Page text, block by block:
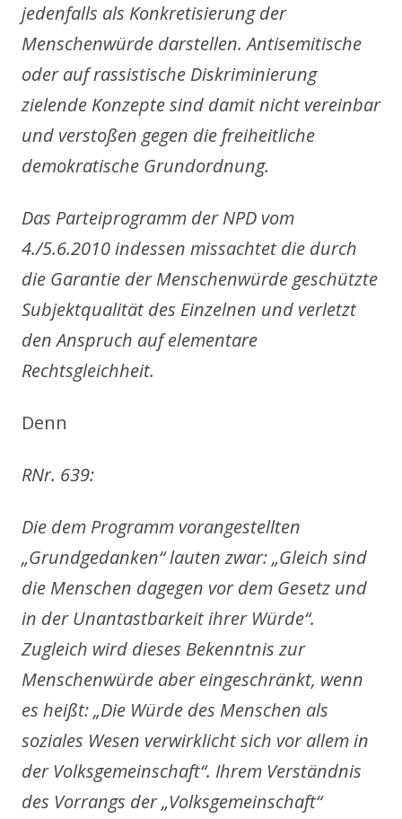
jedenfalls als Konkretisierung der
Menschenwürde darstellen. Antisemitische
oder auf rassistische Diskriminierung
zielende Konzepte sind damit nicht vereinbar
und verstoßen gegen die freiheitliche
demokratische Grundordnung.
Das Parteiprogramm der NPD vom
4./5.6.2010 indessen missachtet die durch
die Garantie der Menschenwürde geschützte
Subjektqualität des Einzelnen und verletzt
den Anspruch auf elementare
Rechtsgleichheit.
Denn
RNr. 639:
Die dem Programm vorangestellten
„Grundgedanken“ lauten zwar: „Gleich sind
die Menschen dagegen vor dem Gesetz und
in der Unantastbarkeit ihrer Würde“.
Zugleich wird dieses Bekenntnis zur
Menschenwürde aber eingeschränkt, wenn
es heißt: „Die Würde des Menschen als
soziales Wesen verwirklicht sich vor allem in
der Volksgemeinschaft“. Ihrem Verständnis
des Vorrangs der „Volksgemeinschaft“